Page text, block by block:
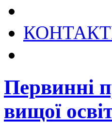
Первинні
вищої